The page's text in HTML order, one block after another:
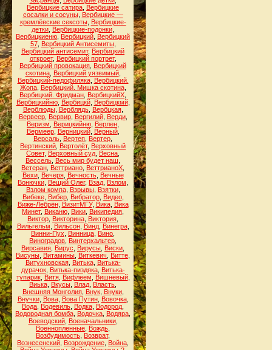
Вербицкие сатира Вербицкие
сосалки и сосуны, Вербицкие —
кремлёвские сексоты, Вербицкие-
детки Вербицкие-подонки
Вербицкиеню Вербицкий Вербицкий
57, Вербицкий Антисемиты,
Вербицкий антисемит, Вербицкий
откроет, Вербицкий портрет,
Вербицкий провокация Вербицкий
скотина, Вербицкий уязвимый,
Вербицкий-педофиляка, Вербицкий.
Жопа, Вербицкий. Мишка скотина,
Вербицкий. Фридман ВербицкийХ
Вербицкийню, Вербицкй, Вербицкмй,
Верблюды, Верблядь, Вербцкая,
Вервеер, Вервир, Вергилий, Верди,
Веризм
Верицкийню Верлен
Вермеер, Верницкий, Верный,
Версаль Вертеп Вертер
Вертинский Вертолёт, Верховный
Совет, Верховный суд Весна
Вессель Весь мир будет наш
Ветеран Веттриано ВеттрианоХ
Вехи, Вечеря, Вечность, Вечные
Вонючки Вещий Олег, Взад Взлом
Взлом компа, Взрывы, Взятки,
Вибеке, Вибер, Вибратор, Видео,
Виже-Лебрён, ВизитМГУ, Вика, Вика
Минет, Виканю Вики Википедия
Виктор Викторина Виктория
Вильгельм
Вильсон, Винд, Винегра,
Винни-Пух
Винница Вино
Виноградов Винтерхальтер
Вирсавия Вирус Вирусы Виски
Висуны Витамины Виткевич Витте
Витухновская, Витька, Витька-
дурачок, Витька-пиздяка, Витька-
тупарик, Витя, Вифлеем Вишневый,
Виька Вкусы Влад Власть
Внешняя Монголия, Внук, Внуки,
Внучки, Вова, Вова Путин, Вовочка,
Вода Водевиль Водка Водород
Водородная бомба Водочка Водяра
Воеводский, Военачальники,
Военнопленные Вождь
Возбудимость Возврат,
Вознесенский Возрождение Война